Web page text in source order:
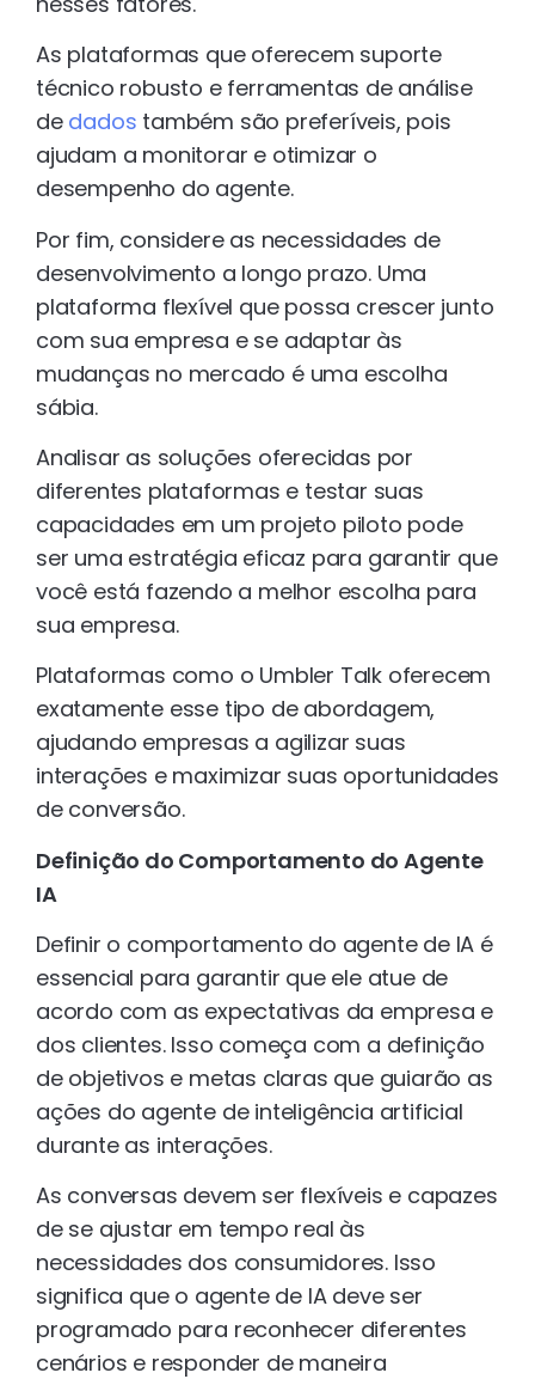
As plataformas que oferecem suporte
técnico robusto e ferramentas de análise
de dados também são preferíveis, pois
ajudam a monitorar e otimizar o
desempenho do agente.
Por fim, considere as necessidades de
desenvolvimento a longo prazo. Uma
plataforma flexível que possa crescer junto
com sua empresa e se adaptar às
mudanças no mercado é uma escolha
sábia.
Analisar as soluções oferecidas por
diferentes plataformas e testar suas
capacidades em um projeto piloto pode
ser uma estratégia eficaz para garantir que
você está fazendo a melhor escolha para
sua empresa.
Plataformas como o Umbler Talk oferecem
exatamente esse tipo de abordagem,
ajudando empresas a agilizar suas
interações e maximizar suas oportunidades
de conversão.
Definição do Comportamento do Agente
IA
Definir o comportamento do agente de IA é
essencial para garantir que ele atue de
acordo com as expectativas da empresa e
dos clientes. Isso começa com a definição
de objetivos e metas claras que guiarão as
ações do agente de inteligência artificial
durante as interações.
As conversas devem ser flexíveis e capazes
de se ajustar em tempo real às
necessidades dos consumidores. Isso
significa que o agente de IA deve ser
programado para reconhecer diferentes
cenários e responder de maneira